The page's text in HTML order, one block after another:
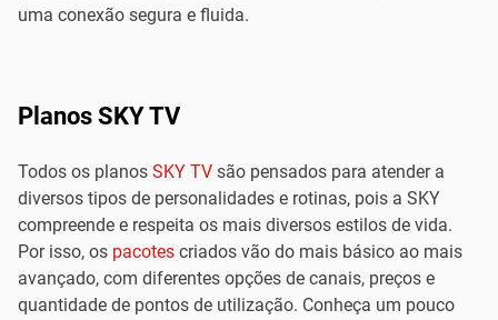
uma conexão segura e fluida.
Planos SKY TV
Todos os planos SKY TV são pensados para atender a
diversos tipos de personalidades e rotinas, pois a SKY
compreende e respeita os mais diversos estilos de vida.
Por isso, os pacotes criados vão do mais básico ao mais
avançado, com diferentes opções de canais, preços e
quantidade de pontos de utilização. Conheça um pouco